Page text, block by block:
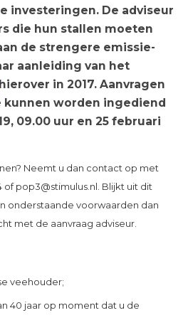
investeringen. De adviseur
die hun stallen moeten
de strengere emissie-
aanleiding van het
in 2017. Aanvragen
kunnen worden ingediend
09.00 uur en 25 februari
Neemt u dan contact op met
of pop3@stimulus.nl. Blijkt uit dit
onderstaande voorwaarden dan
met de aanvraag adviseur.
veehouder;
40 jaar op moment dat u de